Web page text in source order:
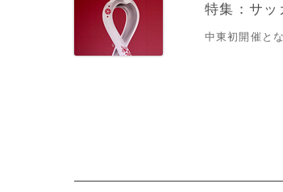
特集：サッ
中東初開催と